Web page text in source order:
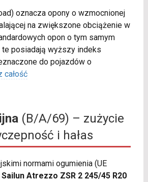
oznacza opony o wzmocnionej
na zwiększone obciążenie w
opon o tym samym
te posiadają wyższy indeks
do pojazdów o
całość
(B/A/69) – zużycie
i hałas
normami ogumienia (UE
Sailun Atrezzo ZSR 2 245/45 R20